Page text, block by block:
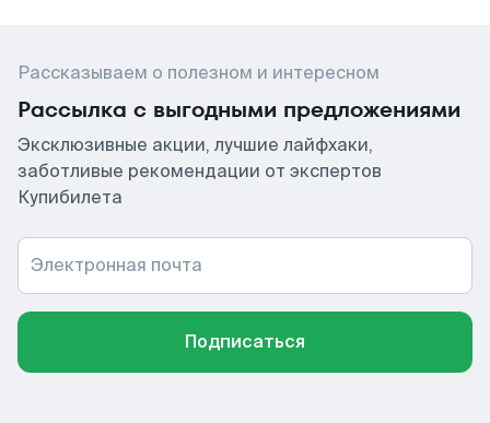
Рассказываем о полезном и интересном
Рассылка с выгодными предложениями
Эксклюзивные акции, лучшие лайфхаки,
заботливые рекомендации от экспертов
Купибилета
Электронная почта
Подписаться